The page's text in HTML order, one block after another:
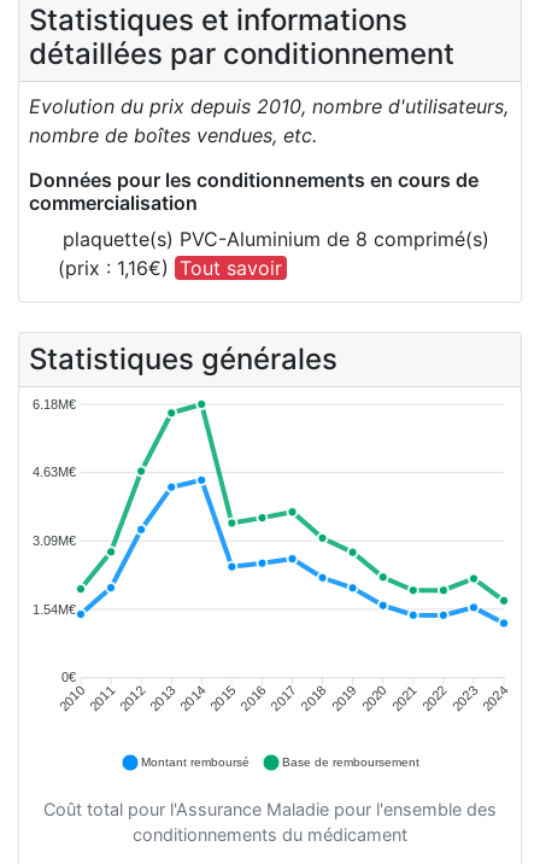
Statistiques et informations
détaillées par conditionnement
Evolution du prix depuis 2010, nombre d'utilisateurs,
nombre de boîtes vendues, etc.
Données pour les conditionnements en cours de
commercialisation
plaquette(s) PVC-Aluminium de 8 comprimé(s)
(prix : 1,16€) Tout savoir
Statistiques générales
6.18M€
4.63M€
3.09M€
1.54M€
0€
20102011201220132014201520162017 2018 2019 2020 2021202220232024
Montant remboursé Base de remboursement
Coût total pour l'Assurance Maladie pour l'ensemble des
conditionnements du médicament